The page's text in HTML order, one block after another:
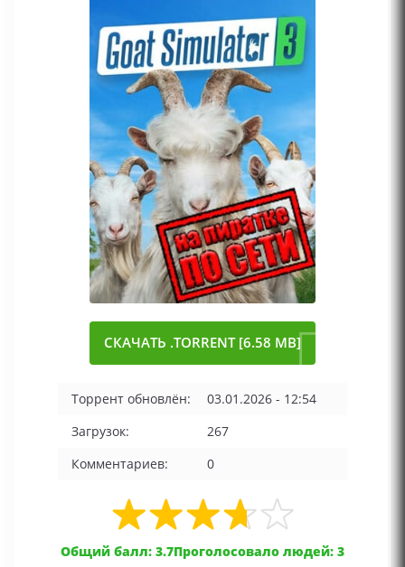
СКАЧАТЬ .TORRENT [6.58 MB]
Торрент обновлён:
03.01.2026 - 12:54
Загрузок:
267
Комментариев:
0
Общий балл: 3.7Проголосовало людей: 3